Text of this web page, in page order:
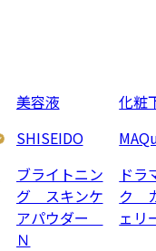
美容液
SHISEIDO
ブライトニン
グ スキンケ
アパウダー
Ｎ
化粧
ドラ
ク
ェ